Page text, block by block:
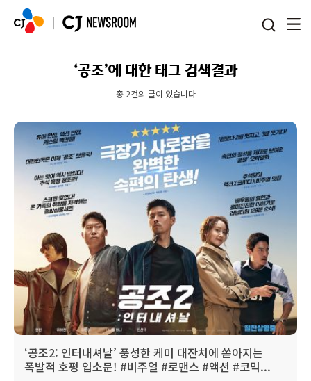
‘공조’에 대한 태그 검색결과
총 2건의 글이 있습니다
‘공조2: 인터내셔날’ 풍성한 케미 대잔치에 쏟아지는
폭발적 호평 입소문! #비주얼 #로맨스 #액션 #코믹...